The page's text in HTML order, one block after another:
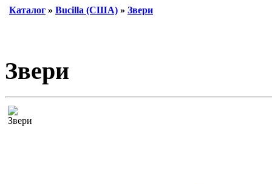
Каталог » Bucilla (США) » Звери
Звери